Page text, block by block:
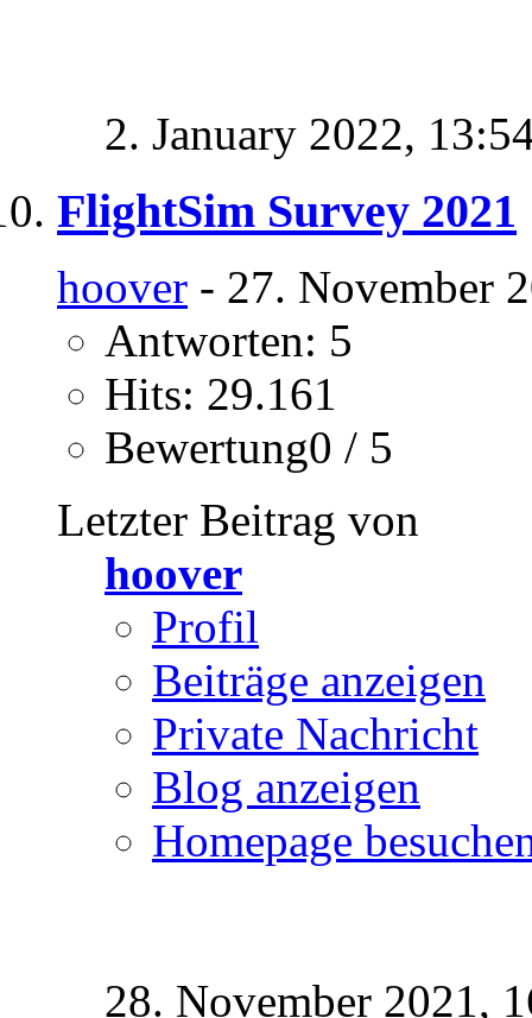
2. January 2022,
FlightSim Survey 2021
hoover - 27. November
Antworten: 5
Hits: 29.161
Bewertung0 / 5
Letzter Beitrag von
hoover
Profil
Beiträge anzeigen
Private Nachricht
Blog anzeigen
Homepage
28. November 2021,